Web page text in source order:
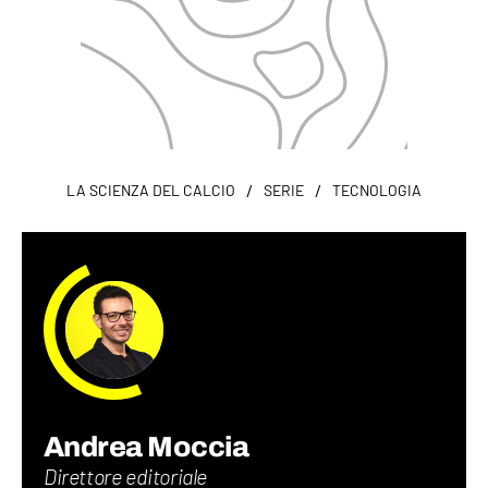
LA SCIENZA DEL CALCIO / SERIE / TECNOLOGIA
Andrea Moccia
Direttore editoriale